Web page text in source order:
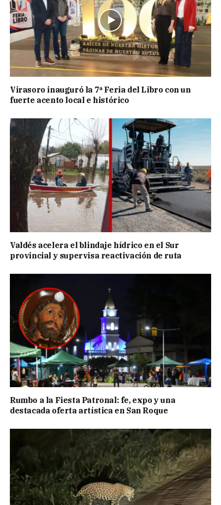
Virasoro inauguró la 7ª Feria del Libro con un
fuerte acento local e histórico
Valdés acelera el blindaje hídrico en el Sur
provincial y supervisa reactivación de ruta
Rumbo a la Fiesta Patronal: fe, expo y una
destacada oferta artística en San Roque